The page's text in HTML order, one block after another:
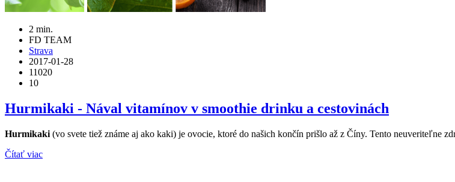
2 min.
FD TEAM
Strava
2017-01-28
11020
10
Hurmikaki - Nával vitamínov v smoothie drinku a cestovinách
Hurmikaki (vo svete tiež známe aj ako kaki) je ovocie, ktoré do našich končín prišlo až z Číny. Tento neuveriteľne
Čítať viac